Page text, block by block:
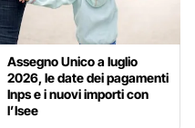
Assegno Unico a luglio
2026, le date dei pagamenti
Inps e i nuovi importi con
l’Isee